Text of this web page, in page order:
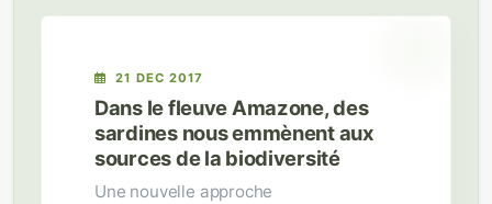
21 DEC 2017
Dans le fleuve Amazone, des
sardines nous emmènent aux
sources de la biodiversité
Une nouvelle approche